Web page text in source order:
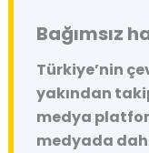
Bağımsız
Türkiye’nin
yakından
medya
medyada